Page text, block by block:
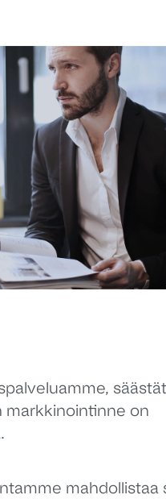
markkinointinne on
mahdollistaa